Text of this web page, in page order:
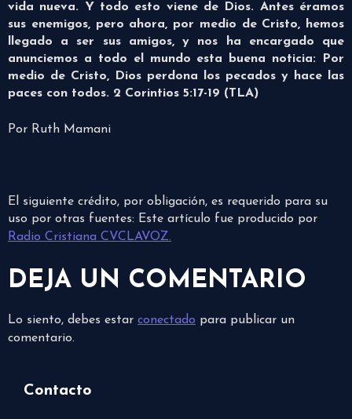
vida nueva. Y todo esto viene de Dios. Antes éramos
sus enemigos, pero ahora, por medio de Cristo, hemos
llegado a ser sus amigos, y nos ha encargado que
anunciemos a todo el mundo esta buena noticia: Por
medio de Cristo, Dios perdona los pecados y hace las
paces con todos. 2 Corintios 5:17-19 (TLA)
Por Ruth Mamani
El siguiente crédito, por obligación, es requerido para su
uso por otras fuentes: Este artículo fue producido por
Radio Cristiana CVCLAVOZ.
DEJA UN COMENTARIO
Lo siento, debes estar conectado para publicar un
comentario.
Contacto